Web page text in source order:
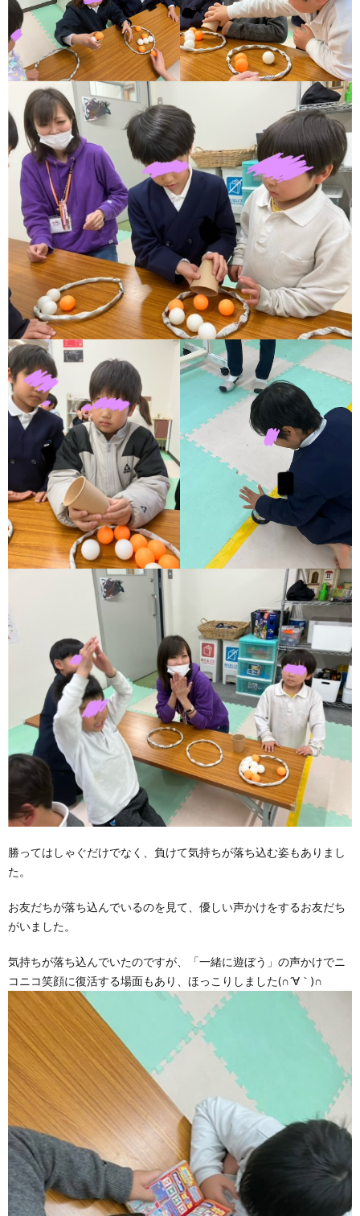
勝ってはしゃぐだけでなく、負けて気持ちが落ち込む姿もありまし
た。
お友だちが落ち込んでいるのを見て、優しい声かけをするお友だち
がいました。
気持ちが落ち込んでいたのですが、「一緒に遊ぼう」の声かけでニ
コニコ笑顔に復活する場面もあり、ほっこりしました(∩´∀｀)∩